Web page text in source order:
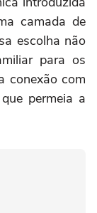
camada de
escolha não
para os
conexão com
permeia a